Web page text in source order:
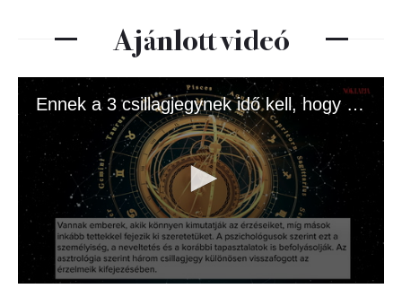
Ajánlott videó
Ennek a 3 csillagjegynek idő kell, hogy megnyíljon